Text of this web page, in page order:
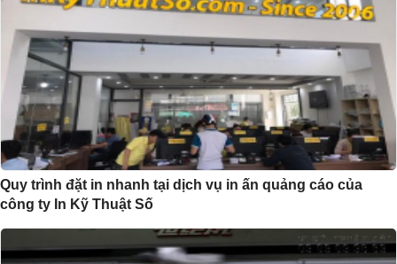
Quy trình đặt in nhanh tại dịch vụ in ấn quảng cáo của
công ty In Kỹ Thuật Số